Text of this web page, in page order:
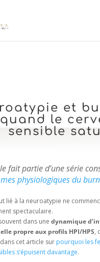
et
quand le
sensible
fait partie d’une série
physiologiques du
lié à la neuroatypie ne
spectaculaire.
dans une dynamique
propre aux profils HPI/HPS,
cet article sur pourquoi les
s’épuisent davantage.